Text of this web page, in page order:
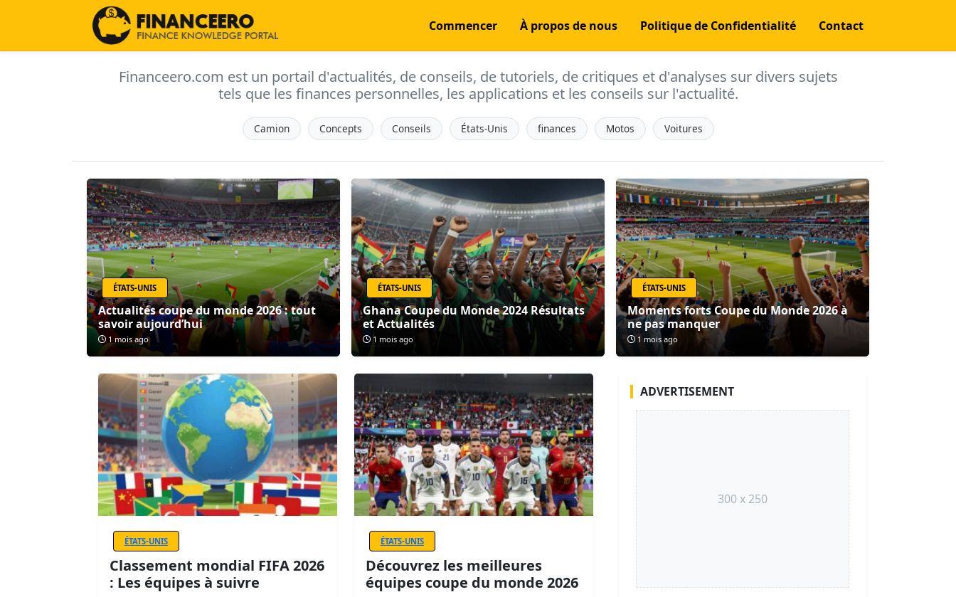
Commencer À propos de nous Politique de Confidentialité Contact
Financeero.com est un portail d'actualités, de conseils, de tutoriels, de critiques et d'analyses sur divers sujets
tels que les finances personnelles, les applications et les conseils sur l'actualité.
Camion Concepts Conseils États-Unis finances Motos Voitures
ÉTATS-UNIS
Actualités coupe du monde 2026 : tout
savoir aujourd’hui
1 mois ago
ÉTATS-UNIS
Ghana Coupe du Monde 2024 Résultats
et Actualités
1 mois ago
ÉTATS-UNIS
Moments forts Coupe du Monde 2026 à
ne pas manquer
1 mois ago
ÉTATS-UNIS
Classement mondial FIFA 2026
: Les équipes à suivre
ÉTATS-UNIS
Découvrez les meilleures
équipes coupe du monde 2026
ADVERTISEMENT
300 x 250